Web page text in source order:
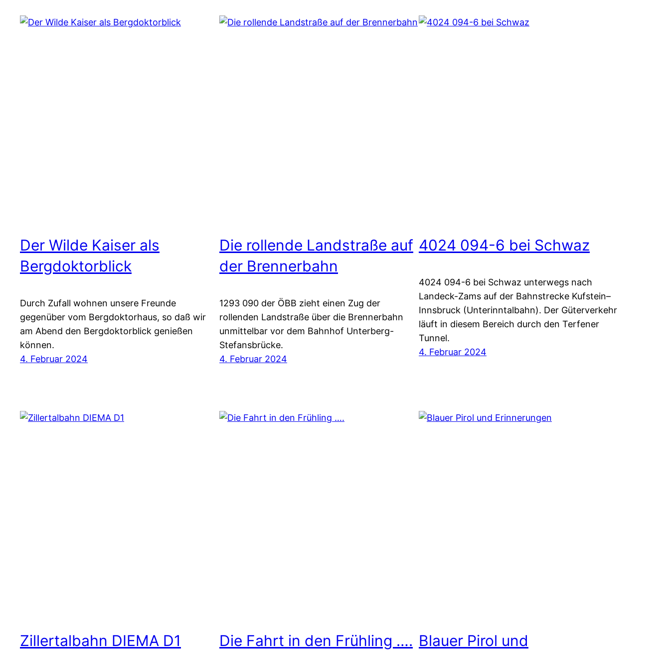
Der Wilde Kaiser als
Bergdoktorblick
Durch Zufall wohnen unsere Freunde
gegenüber vom Bergdoktorhaus, so daß wir
am Abend den Bergdoktorblick genießen
können.
4. Februar 2024
Die rollende Landstraße auf
der Brennerbahn
1293 090 der ÖBB zieht einen Zug der
rollenden Landstraße über die Brennerbahn
unmittelbar vor dem Bahnhof Unterberg-
Stefansbrücke.
4. Februar 2024
4024 094-6 bei Schwaz
4024 094-6 bei Schwaz unterwegs nach
Landeck-Zams auf der Bahnstrecke Kufstein–
Innsbruck (Unterinntalbahn). Der Güterverkehr
läuft in diesem Bereich durch den Terfener
Tunnel.
4. Februar 2024
Zillertalbahn DIEMA D1 Die Fahrt in den Frühling …. Blauer Pirol und